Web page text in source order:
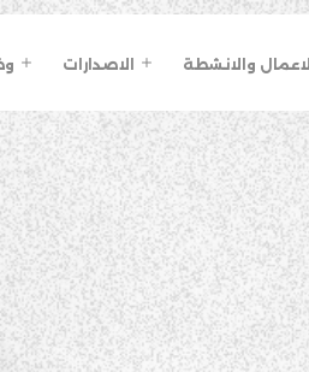
الاعمال والانشطة الاصدارات